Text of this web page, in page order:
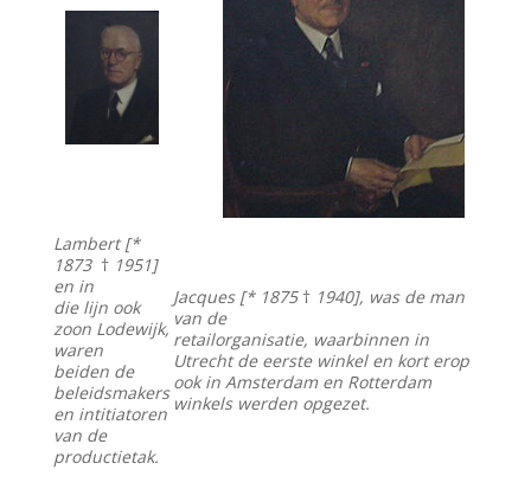
Lambert [*
1873 † 1951]
en in
die lijn ook
zoon Lodewijk,
waren
beiden de
beleidsmakers
en intitiatoren
van de
productietak.
Jacques [* 1875 † 1940], was de man
van de
retailorganisatie, waarbinnen in
Utrecht de eerste winkel en kort erop
ook in Amsterdam en Rotterdam
winkels werden opgezet.